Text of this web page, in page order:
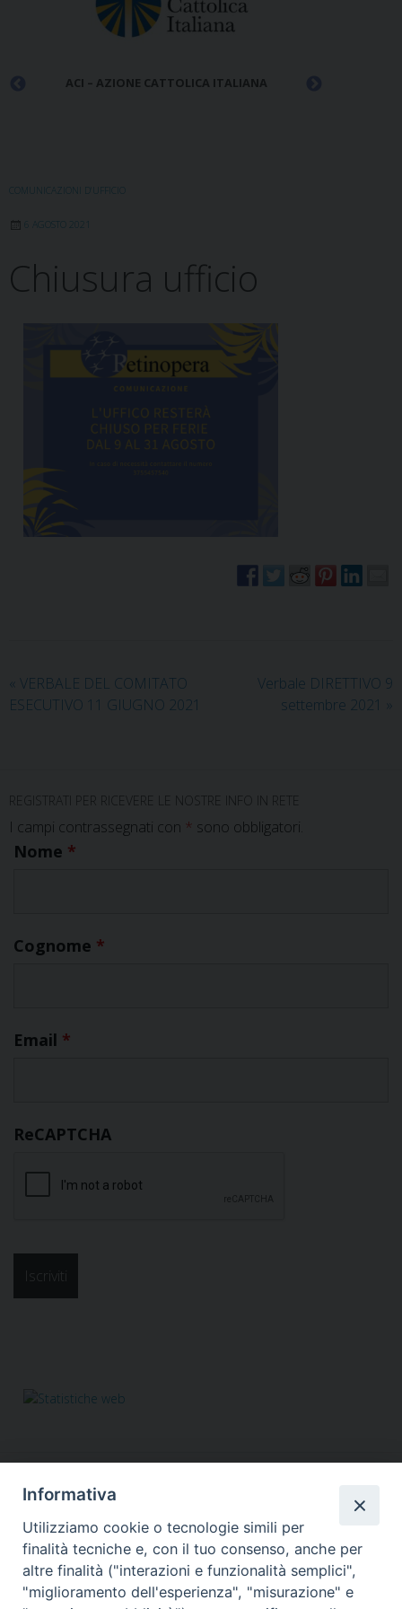
ACLI
COMUNICAZIONI D'UFFICIO
6 AGOSTO 2021
Chiusura ufficio
« VERBALE DEL COMITATO
ESECUTIVO 11 GIUGNO 2021
Verbale DIRETTIVO 9
settembre 2021 »
REGISTRATI PER RICEVERE LE NOSTRE INFO IN RETE
I campi contrassegnati con * sono obbligatori.
Nome *
Cognome *
Email *
ReCAPTCHA
Responsabile segreteria organizzativa, tecnico, amministrativa,
Informativa
Utilizziamo cookie o tecnologie simili per
finalità tecniche e, con il tuo consenso, anche per
altre finalità ("interazioni e funzionalità semplici",
"miglioramento dell'esperienza", "misurazione" e